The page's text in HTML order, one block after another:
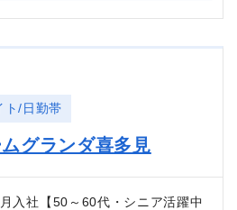
ト/日勤帯
グランダ喜多見
入社【50～60代・シニア活躍中